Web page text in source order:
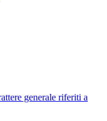
generale riferiti a